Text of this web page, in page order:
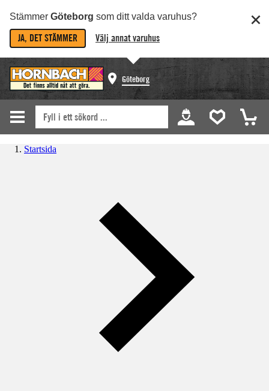
Stämmer Göteborg som ditt valda varuhus?
JA, DET STÄMMER Välj annat varuhus
Göteborg
Startsida